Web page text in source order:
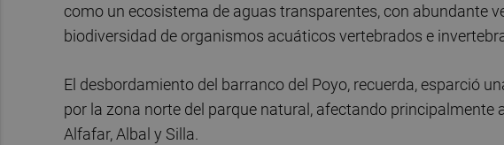
como un ecosistema de aguas transparentes, con abundante
biodiversidad de organismos acuáticos vertebrados e
El desbordamiento del barranco del Poyo, recuerda, esparció
por la zona norte del parque natural, afectando principalmente
Alfafar, Albal y Silla.